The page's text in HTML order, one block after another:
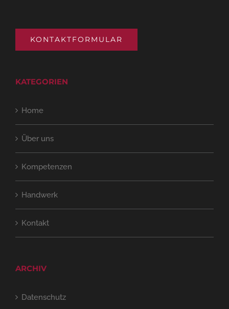
KONTAKTFORMULAR
KATEGORIEN
Home
Über uns
Kompetenzen
Handwerk
Kontakt
ARCHIV
Datenschutz